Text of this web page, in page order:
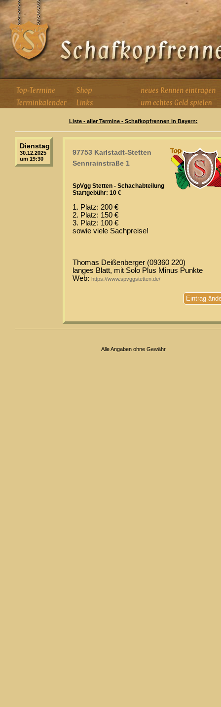
Liste - aller Termine - Schafkopfrennen in Bayern:
Dienstag
30.12.2025
um 19:30
97753 Karlstadt-Stetten
Sennrainstraße 1
SpVgg Stetten - Schachabteilung
Startgebühr: 10 €
1. Platz: 200 €
2. Platz: 150 €
3. Platz: 100 €
sowie viele Sachpreise!
Thomas Deißenberger (09360 220)
langes Blatt, mit Solo Plus Minus Punkte
Web: https://www.spvggstetten.de/
Eintrag
Alle Angaben ohne Gewähr